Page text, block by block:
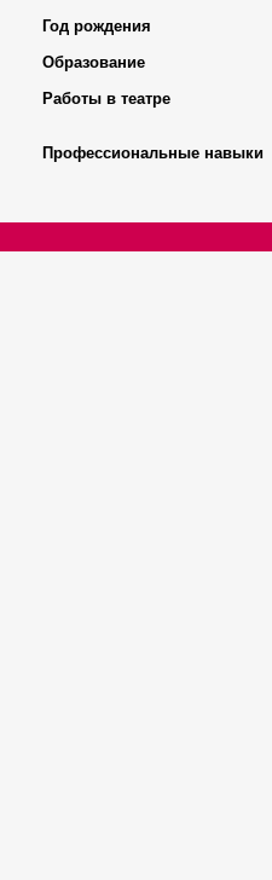
Год рождения
Образование
Работы в театре
Профессиональные навыки